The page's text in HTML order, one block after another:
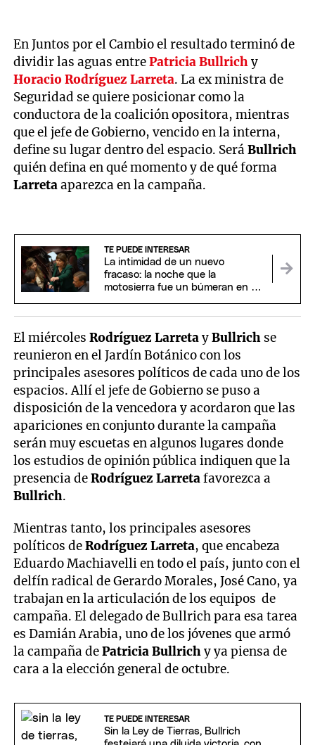
En Juntos por el Cambio el resultado terminó de
dividir las aguas entrePatricia Bullrichy
Horacio Rodríguez Larreta. La ex ministra de
Seguridad se quiere posicionar como la
conductora de la coalición opositora, mientras
que el jefe de Gobierno, vencido en la interna,
define su lugar dentro del espacio. SeráBullrich
quién defina en qué momento y de qué forma
Larretaaparezca en la campaña.
TE PUEDE INTERESAR
La intimidad de un nuevo
fracaso: la noche que la
motosierra fue un búmeran en el
El miércolesRodríguez LarretayBullrich se
reunieron en el Jardín Botánico con los
principales asesores políticos de cada uno de los
espacios. Allí el jefe de Gobierno se puso a
disposición de la vencedora y acordaron que las
apariciones en conjunto durante la campaña
serán muy escuetas en algunos lugares donde
los estudios de opinión pública indiquen que la
presencia deRodríguez Larretafavorezca a
Bullrich.
Mientras tanto, los principales asesores
políticos deRodríguez Larreta, que encabeza
Eduardo Machiavelli en todo el país, junto con el
delfín radical de Gerardo Morales, José Cano, ya
trabajan en la articulación de los equipos de
campaña. El delegado de Bullrich para esa tarea
es Damián Arabia, uno de los jóvenes que armó
la campaña dePatricia Bullrichy ya piensa de
cara a la elección general de octubre.
TE PUEDE INTERESAR
Sin la Ley de Tierras, Bullrich